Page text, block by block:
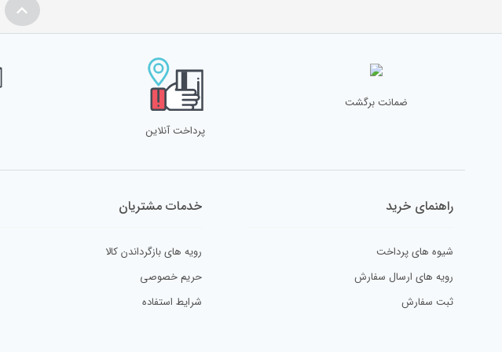
ضمانت برگشت
پرداخت آنلاین
راهنمای خرید
شیوه های پرداخت
رویه های ارسال سفارش
ثبت سفارش
خدمات مشتریان
رویه های بازگرداندن کالا
حریم خصوصی
شرایط استفاده